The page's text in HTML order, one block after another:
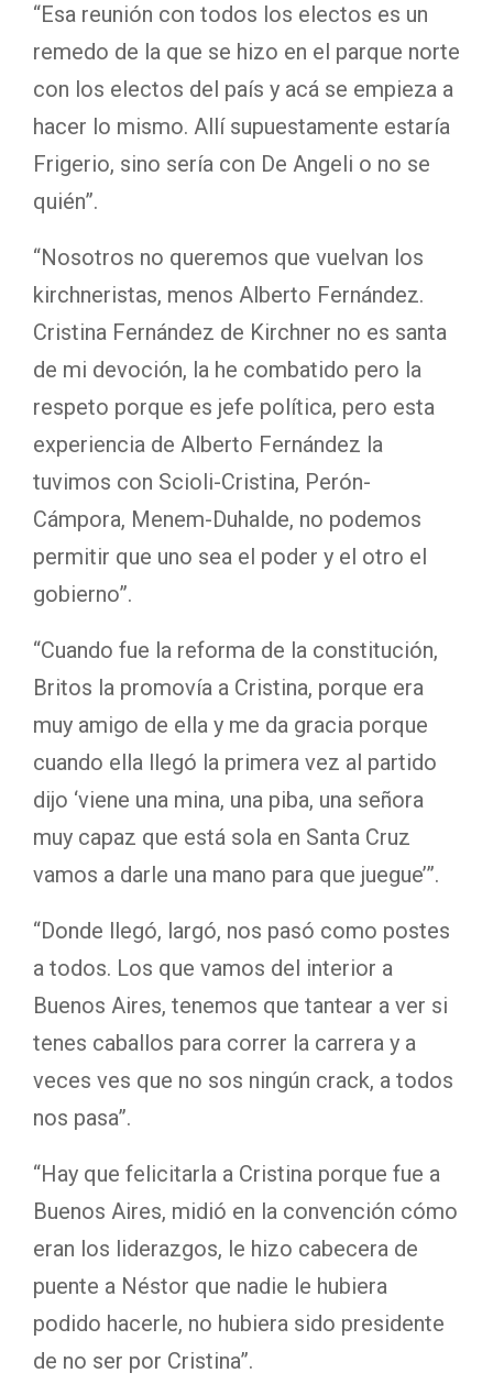
d
i
o
“Esa reunión con todos los electos es un
remedo de la que se hizo en el parque norte
con los electos del país y acá se empieza a
hacer lo mismo. Allí supuestamente estaría
Frigerio, sino sería con De Angeli o no se
quién”.
“Nosotros no queremos que vuelvan los
kirchneristas, menos Alberto Fernández.
Cristina Fernández de Kirchner no es santa
de mi devoción, la he combatido pero la
respeto porque es jefe política, pero esta
experiencia de Alberto Fernández la
tuvimos con Scioli-Cristina, Perón-
Cámpora, Menem-Duhalde, no podemos
permitir que uno sea el poder y el otro el
gobierno”.
“Cuando fue la reforma de la constitución,
Britos la promovía a Cristina, porque era
muy amigo de ella y me da gracia porque
cuando ella llegó la primera vez al partido
dijo ‘viene una mina, una piba, una señora
muy capaz que está sola en Santa Cruz
vamos a darle una mano para que juegue’”.
“Donde llegó, largó, nos pasó como postes
a todos. Los que vamos del interior a
Buenos Aires, tenemos que tantear a ver si
tenes caballos para correr la carrera y a
veces ves que no sos ningún crack, a todos
nos pasa”.
“Hay que felicitarla a Cristina porque fue a
Buenos Aires, midió en la convención cómo
eran los liderazgos, le hizo cabecera de
puente a Néstor que nadie le hubiera
podido hacerle, no hubiera sido presidente
de no ser por Cristina”.